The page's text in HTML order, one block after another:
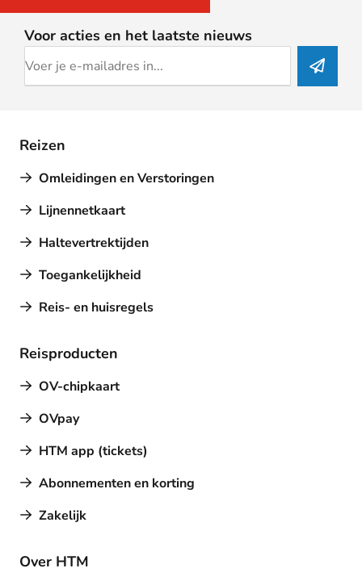
Voor acties en het laatste nieuws
Reizen
Omleidingen en Verstoringen
Lijnennetkaart
Haltevertrektijden
Toegankelijkheid
Reis- en huisregels
Reisproducten
OV-chipkaart
OVpay
HTM app (tickets)
Abonnementen en korting
Zakelijk
Over HTM